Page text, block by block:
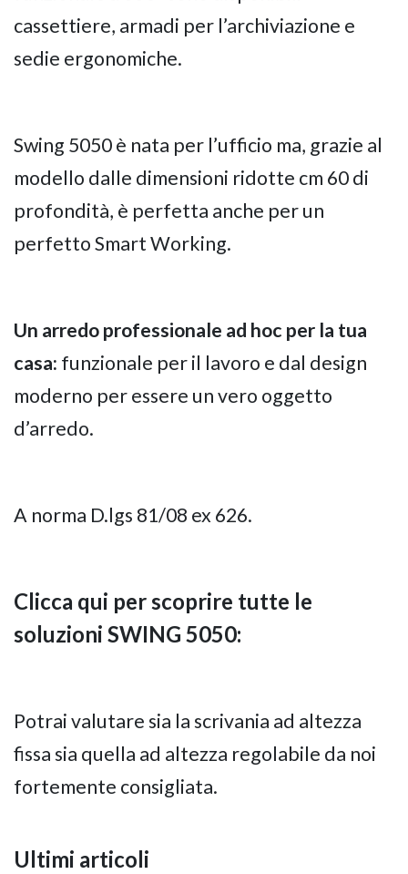
cassettiere, armadi per l’archiviazione e
sedie ergonomiche.
Swing 5050 è nata per l’ufficio ma, grazie al
modello dalle dimensioni ridotte cm 60 di
profondità, è perfetta anche per un
perfetto Smart Working.
Un arredo professionale ad hoc per la tua
casa: funzionale per il lavoro e dal design
moderno per essere un vero oggetto
d’arredo.
A norma D.lgs 81/08 ex 626.
Clicca qui per scoprire tutte le
soluzioni SWING 5050:
Potrai valutare sia la scrivania ad altezza
fissa sia quella ad altezza regolabile da noi
fortemente consigliata.
Ultimi articoli